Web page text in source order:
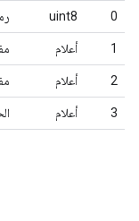
0
uint8
1 أعلام
2 أعلام
3 أعلام